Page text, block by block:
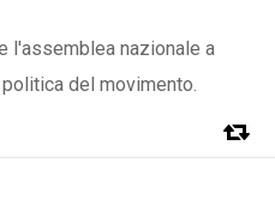
l'assemblea nazionale a
del movimento.